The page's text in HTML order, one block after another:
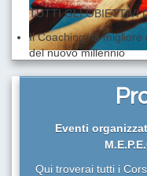
I LIMITI SONO SOLO
VUOI DAVVERO
RIMARRAI STUPITO
TUTTI GLI OBIETTIVI
Il Coaching: la migliore
del nuovo millennio
Eventi
Qui troverai tutti i